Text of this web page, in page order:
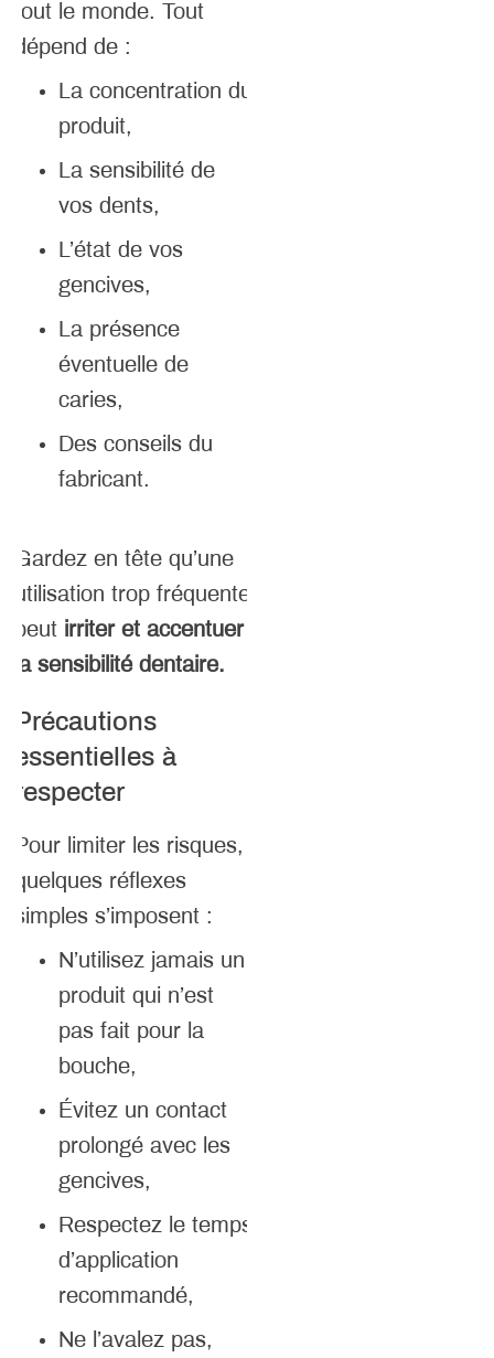
tout le monde. Tout
dépend de :
La concentration du
produit,
La sensibilité de
vos dents,
L’état de vos
gencives,
La présence
éventuelle de
caries,
Des conseils du
fabricant.
Gardez en tête qu’une
utilisation trop fréquente
peut irriter et accentuer
la sensibilité dentaire.
Précautions
essentielles à
respecter
Pour limiter les risques,
quelques réflexes
simples s’imposent :
N’utilisez jamais un
produit qui n’est
pas fait pour la
bouche,
Évitez un contact
prolongé avec les
gencives,
Respectez le temps
d’application
recommandé,
Ne l’avalez pas,